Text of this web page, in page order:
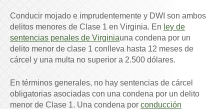
Conducir mojado e imprudentemente y DWI son ambos
delitos menores de Clase 1 en Virginia. En ley de
sentencias penales de Virginiauna condena por un
delito menor de clase 1 conlleva hasta 12 meses de
cárcel y una multa no superior a 2.500 dólares.
En términos generales, no hay sentencias de cárcel
obligatorias asociadas con una condena por un delito
menor de Clase 1. Una condena por conducción